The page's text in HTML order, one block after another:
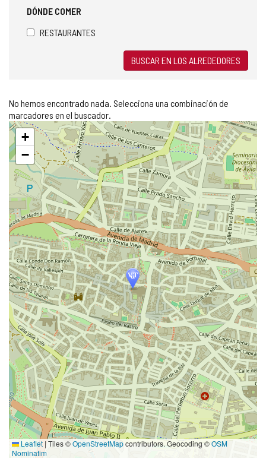
DÓNDE COMER
RESTAURANTES
BUSCAR EN LOS ALREDEDORES
No hemos encontrado nada. Selecciona una combinación de
marcadores en el buscador.
Saltar
mapa
+
−
Leaflet |Tiles ©OpenStreetMapcontributors. Geocoding ©OSM
Nominatim